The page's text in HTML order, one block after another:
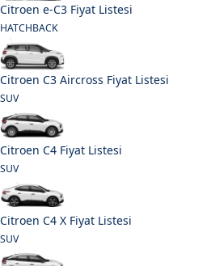
Citroen e-C3 Fiyat Listesi
HATCHBACK
Citroen C3 Aircross Fiyat Listesi
SUV
Citroen C4 Fiyat Listesi
SUV
Citroen C4 X Fiyat Listesi
SUV